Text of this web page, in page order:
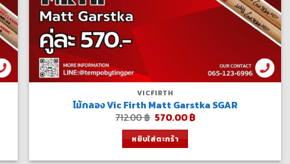
VICFIRTH
ไม้กลอง Vic Firth Matt Garstka SGAR
712.00฿ Original
was:
712.00 ฿.
570.00฿Current
หยิบใส่ตะกร้า